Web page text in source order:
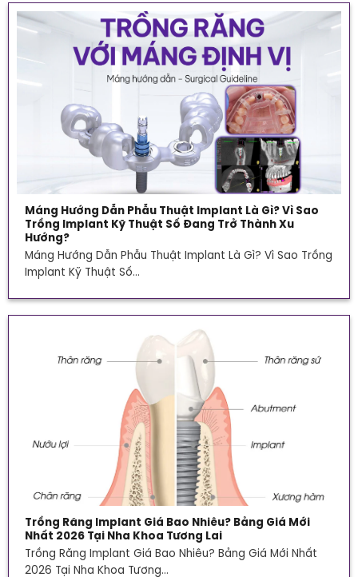
Máng Hướng Dẫn Phẫu Thuật Implant Là Gì? Vì Sao
Trồng Implant Kỹ Thuật Số Đang Trở Thành Xu
Hướng?
Máng Hướng Dẫn Phẫu Thuật Implant Là Gì? Vì Sao Trồng
Implant Kỹ Thuật Số...
Trồng Răng Implant Giá Bao Nhiêu? Bảng Giá Mới
Nhất 2026 Tại Nha Khoa Tương Lai
Trồng Răng Implant Giá Bao Nhiêu? Bảng Giá Mới Nhất
2026 Tại Nha Khoa Tương...